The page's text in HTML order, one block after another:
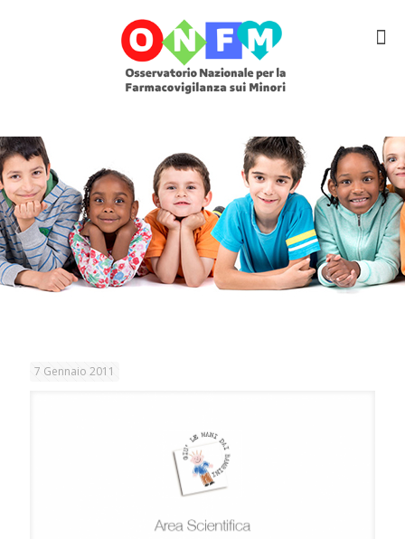
7 Gennaio 2011